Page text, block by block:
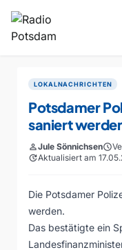
LOKALNACHRICHTEN
Potsdamer
saniert
personJule Sönnichsenschedule
updateAktualisiert am
Die Potsdamer
werden.
Das bestätigte ein